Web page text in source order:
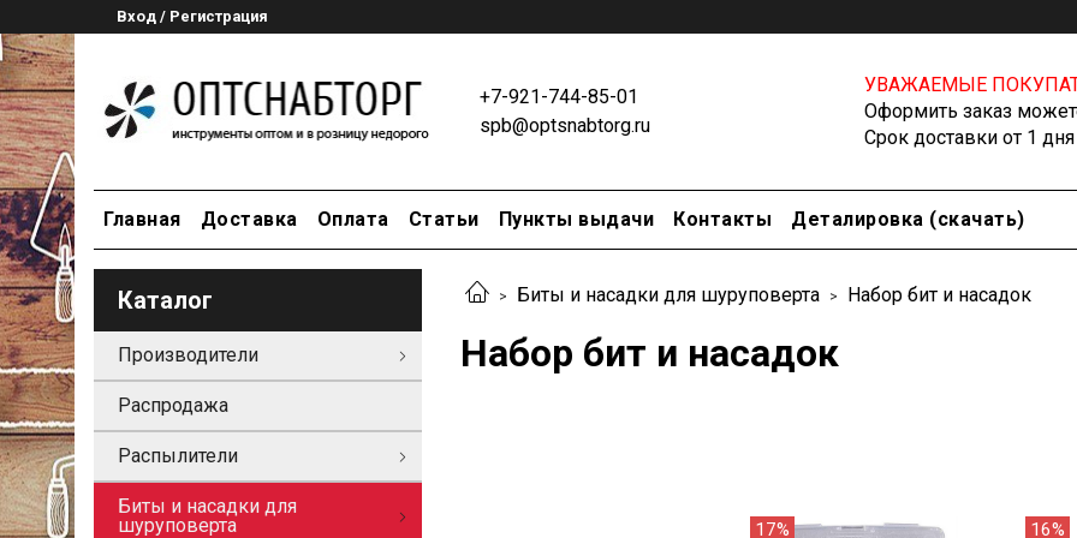
Вход / Регистрация
+7-921-744-85-01
spb@optsnabtorg.ru
УВАЖАЕМЫЕ
Оформить заказ
Срок доставки от 1 дня
Главная Доставка Оплата Статьи Пункты выдачи Контакты Деталировка (скачать)
Биты и насадки для шуруповерта Набор бит и насадок
Набор бит и насадок
17% 16%
Каталог
Производители
Распродажа
Распылители
Биты и насадки для
шуруповерта